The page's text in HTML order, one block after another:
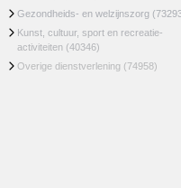
Gezondheids- en welzijnszorg
Kunst, cultuur, sport en recreatie-
activiteiten (40346)
Overige dienstverlening (74958)